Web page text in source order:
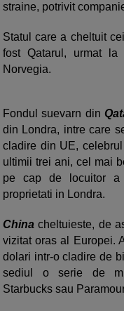
straine, potrivit
Statul care a cheltuit
fost Qatarul, urmat
Norvegia.
Fondul suevarn din
din Londra, intre care
cladire din UE,
ultimii trei ani, cel mai
pe cap de locuitor a
proprietati in Londra.
China cheltuieste, de
vizitat oras al Europei.
dolari intr-o cladire de
sediul o serie de
Starbucks sau